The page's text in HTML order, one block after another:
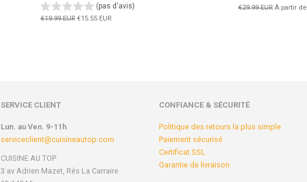
(pas d'avis)
Prix
€19.99 EUR Prix
€15.55 EUR
Prix
€29.99 EUR À partir de
SERVICE CLIENT
Lun. au Ven. 9-11h
serviceclient@cuisineautop.com
CUISINE AU TOP
3 av Adrien Mazet, Rés La Carraire
CONFIANCE & SÉCURITÉ
Politique des retours la plus simple
Paiement sécurisé
Certificat SSL
Garantie de livraison